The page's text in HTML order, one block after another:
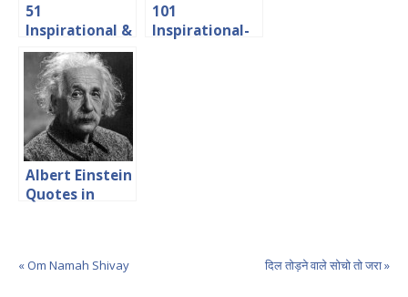
51
Inspirational &
Motivational
Quotes in
Hindi
101
Inspirational-
Albert Einstein
Quotes in
« Om Namah Shivay दिल तोड़ने वाले सोचो तो जरा »